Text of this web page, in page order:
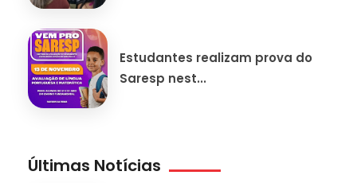
Estudantes realizam prova do
Saresp nest...
Últimas Notícias